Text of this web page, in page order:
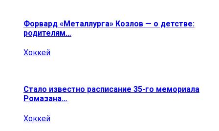
Форвард «Металлурга» Козлов — о детстве:
родителям…
Хоккей
Стало известно расписание 35-го мемориала
Ромазана…
Хоккей